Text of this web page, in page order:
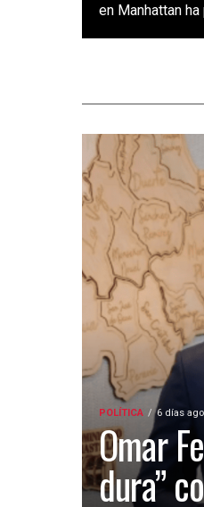
en Manhattan
POLÍTICA 6 días ago
Omar
dura”